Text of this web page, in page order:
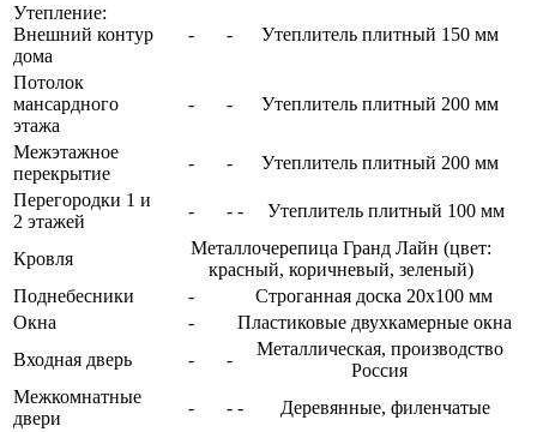
Утепление:
Внешний контур
дома
- - Утеплитель плитный 150 мм
Потолок
мансардного
этажа
- - Утеплитель плитный 200 мм
Межэтажное
перекрытие
- -
Утеплитель плитный 200 мм
Перегородки 1 и
2 этажей
- - - Утеплитель плитный 100 мм
Кровля
Металлочерепица Гранд Лайн (цвет:
красный, коричневый, зеленый)
Поднебесники
-
Строганная доска 20х100 мм
Окна
-
Пластиковые двухкамерные окна
Входная дверь
- -
Металлическая, производство
Россия
Межкомнатные
двери
- - - Деревянные, филенчатые